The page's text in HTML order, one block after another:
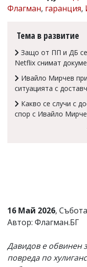
Коментарите
читателите
редакцията
носи
отговорност
Флагман, гаранция,
Тема в развитие
Защо от ПП и ДБ
Netflix снимат
Ивайло Мирчев
ситуацията с
Какво се случи с
спор с Ивайло
16 Май 2026,
Автор: Флагман.БГ
Давидов е обвинен
повреда по